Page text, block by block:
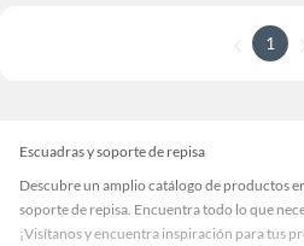
1
Escuadras y soporte de repisa
Descubre un amplio catálogo de productos
soporte de repisa. Encuentra todo lo que
¡Visítanos y encuentra inspiración para tus